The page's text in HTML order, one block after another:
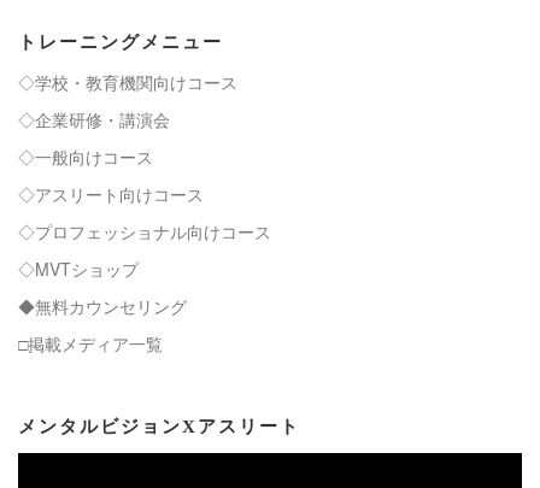
トレーニングメニュー
◇学校・教育機関向けコース
◇企業研修・講演会
◇一般向けコース
◇アスリート向けコース
◇プロフェッショナル向けコース
◇MVTショップ
◆無料カウンセリング
□掲載メディア一覧
メンタルビジョンXアスリート